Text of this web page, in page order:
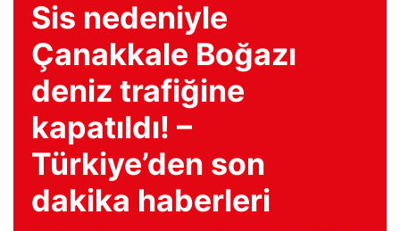
Sis nedeniyle
Çanakkale Boğazı
deniz trafiğine
kapatıldı! –
Türkiye’den son
dakika haberleri